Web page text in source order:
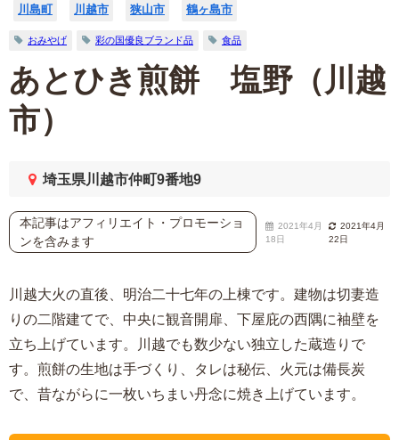
川島町 川越市 狭山市 鶴ヶ島市
おみやげ 彩の国優良ブランド品 食品
あとひき煎餅 塩野（川越
市）
埼玉県川越市仲町9番地9
本記事はアフィリエイト・プロモーショ
ンを含みます
2021年4月
18日
2021年4月
22日
川越大火の直後、明治二十七年の上棟です。建物は切妻造
りの二階建てで、中央に観音開扉、下屋庇の西隅に袖壁を
立ち上げています。川越でも数少ない独立した蔵造りで
す。煎餅の生地は手づくり、タレは秘伝、火元は備長炭
で、昔ながらに一枚いちまい丹念に焼き上げています。